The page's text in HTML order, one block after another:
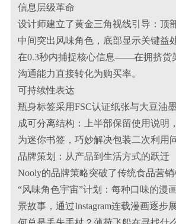
信息层级革命
设计师建立了黄金三角视线引导：顶
中间突出风味角色，底部显示关键益
在0.3秒内捕捉核心信息——在拥挤货
沟通能力直接转化为购买率。
可持续性表达
瓶身标签采用FSC认证纸张与大豆油
成可分离结构：上半部保留使用说明
为迷你书签，巧妙解决包装二次利用
品牌策划：从产品到生活方式的跃迁
Nooly的品牌策略突破了传统食品营销
“风味角色宇宙”计划：每种口味的漫
景故事，通过Instagram连载漫画逐步